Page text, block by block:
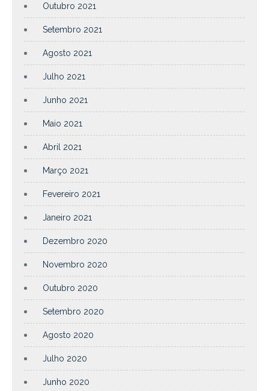
Outubro 2021
Setembro 2021
Agosto 2021
Julho 2021
Junho 2021
Maio 2021
Abril 2021
Março 2021
Fevereiro 2021
Janeiro 2021
Dezembro 2020
Novembro 2020
Outubro 2020
Setembro 2020
Agosto 2020
Julho 2020
Junho 2020